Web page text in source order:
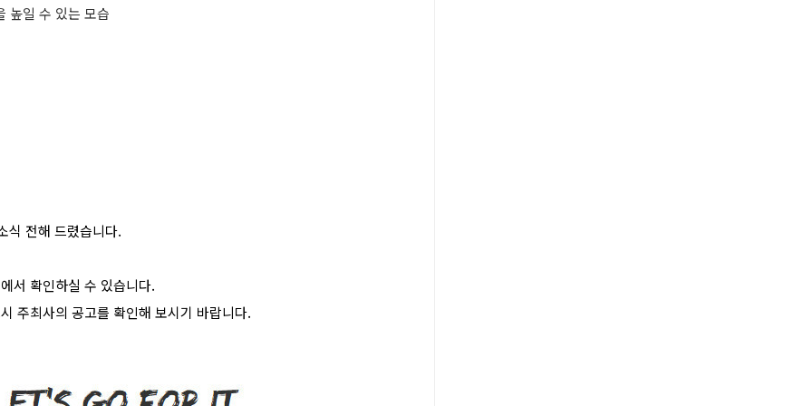
높일 수 있는 모습
식 전해 드렸습니다.
서 확인하실 수 있습니다.
주최사의 공고를 확인해 보시기 바랍니다.